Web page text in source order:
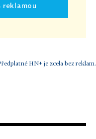
reklamou
HN+ je zcela bez reklam.